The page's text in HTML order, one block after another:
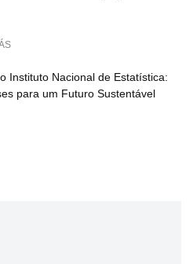
Instituto Nacional de Estatística:
para um Futuro Sustentável